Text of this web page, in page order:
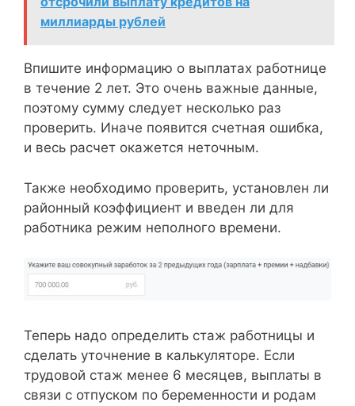
миллиарды рублей
Впишите информацию о выплатах работнице
в течение 2 лет. Это очень важные данные,
поэтому сумму следует несколько раз
проверить. Иначе появится счетная ошибка,
и весь расчет окажется неточным.
Также необходимо проверить, установлен ли
районный коэффициент и введен ли для
работника режим неполного времени.
Теперь надо определить стаж работницы и
сделать уточнение в калькуляторе. Если
трудовой стаж менее 6 месяцев, выплаты в
связи с отпуском по беременности и родам